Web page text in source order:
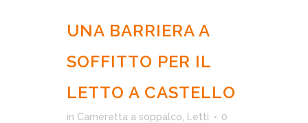
UNA BARRIERA A
SOFFITTO PER IL
LETTO A CASTELLO
in Cameretta a soppalco Letti 0